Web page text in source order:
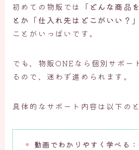
初めての物販では
「どんな商品
とか「仕入れ先はどこがいい？」
ことがいっぱいです。
でも、物販ONEなら個別サポー
るので、迷わず進められます。
具体的なサポート内容は以下の
動画でわかりやすく学べる